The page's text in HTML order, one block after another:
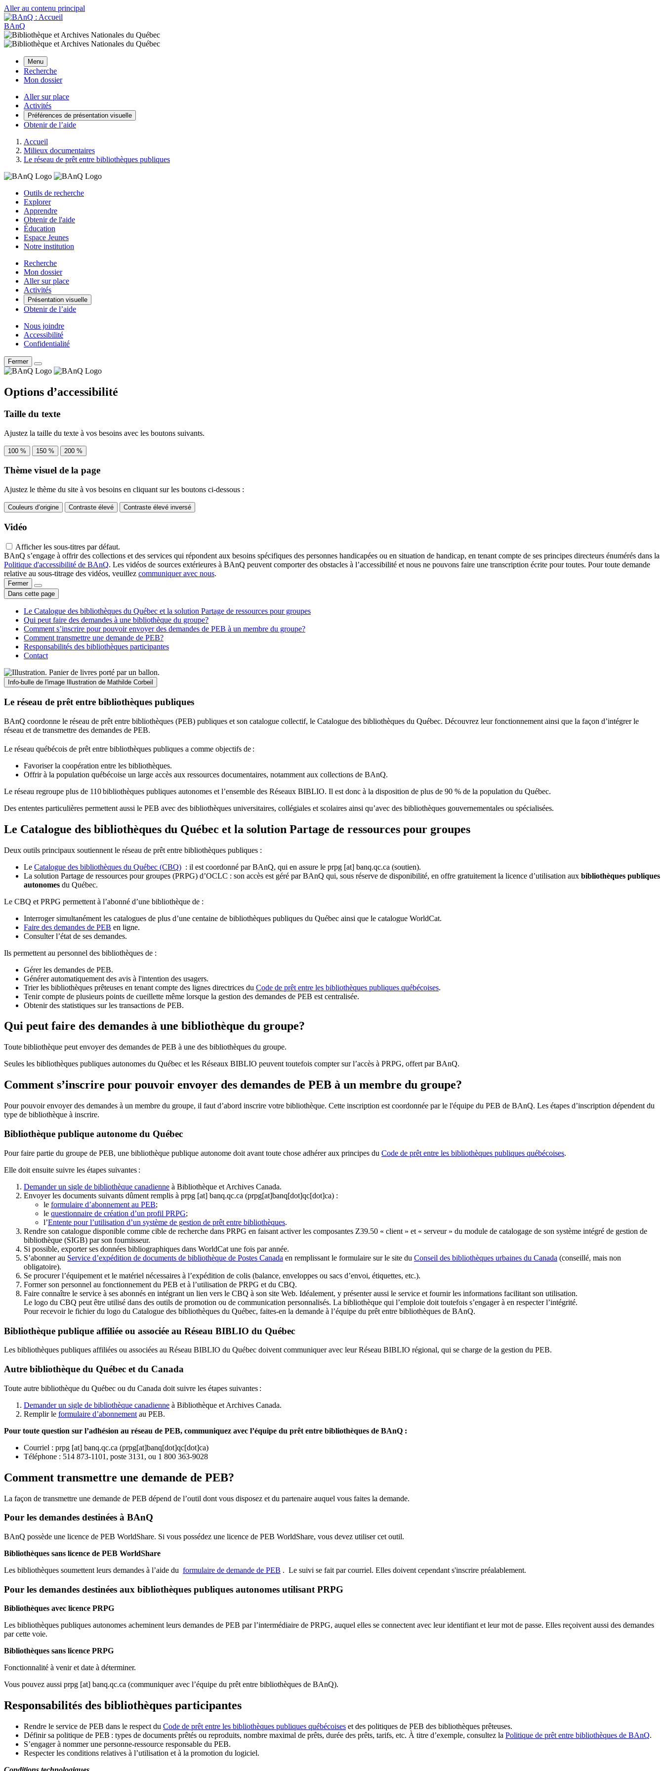
Aller au contenu principal
BAnQ
Menu
Recherche
Mon dossier
Aller sur place
Activités
Préférences de présentation visuelle
Obtenir de l’aide
Accueil
Milieux documentaires
Le réseau de prêt entre bibliothèques publiques
Outils de recherche
Explorer
Apprendre
Obtenir de l'aide
Éducation
Espace Jeunes
Notre institution
Recherche
Mon dossier
Aller sur place
Activités
Présentation visuelle
Obtenir de l’aide
Nous joindre
Accessibilité
Confidentialité
Fermer
Options d’accessibilité
Taille du texte
Ajustez la taille du texte à vos besoins avec les boutons suivants.
100 % 150 % 200 %
Thème visuel de la page
Ajustez le thème du site à vos besoins en cliquant sur les boutons ci-dessous :
Couleurs d’origine Contraste élevé Contraste élevé inversé
Vidéo
Afficher les sous-titres par défaut.
BAnQ s’engage à offrir des collections et des services qui répondent aux besoins spécifiques des personnes handicapées ou en situation de handicap, en tenant compte de ses principes directeurs énumérés dans la
Politique d'accessibilité de BAnQ. Les vidéos de sources extérieures à BAnQ peuvent comporter des obstacles à l’accessibilité et nous ne pouvons faire une transcription écrite pour toutes. Pour toute demande
relative au sous-titrage des vidéos, veuillez communiquer avec nous.
Fermer
Dans cette page
Le Catalogue des bibliothèques du Québec et la solution Partage de ressources pour groupes
Qui peut faire des demandes à une bibliothèque du groupe?
Comment s’inscrire pour pouvoir envoyer des demandes de PEB à un membre du groupe?
Comment transmettre une demande de PEB?
Responsabilités des bibliothèques participantes
Contact
Info-bulle de l'image Illustration de Mathilde Corbeil
Le réseau de prêt entre bibliothèques publiques
BAnQ coordonne le réseau de prêt entre bibliothèques (PEB) publiques et son catalogue collectif, le Catalogue des bibliothèques du Québec. Découvrez leur fonctionnement ainsi que la façon d’intégrer le
réseau et de transmettre des demandes de PEB.
Le réseau québécois de prêt entre bibliothèques publiques a comme objectifs de :
Favoriser la coopération entre les bibliothèques.
Offrir à la population québécoise un large accès aux ressources documentaires, notamment aux collections de BAnQ.
Le réseau regroupe plus de 110bibliothèques publiques autonomes et l’ensemble des Réseaux BIBLIO. Il est donc à la disposition de plus de 90 % de la population du Québec.
Des ententes particulières permettent aussi le PEB avec des bibliothèques universitaires, collégiales et scolaires ainsi qu’avec des bibliothèques gouvernementales ou spécialisées.
Le Catalogue des bibliothèques du Québec et la solution Partage de ressources pour groupes
Deux outils principaux soutiennent le réseau de prêt entre bibliothèques publiques :
Le Catalogue des bibliothèques du Québec (CBQ) : il est coordonné par BAnQ, qui en assure le prpg [at] banq.qc.ca (soutien).
La solution Partage de ressources pour groupes (PRPG) d’OCLC : son accès est géré par BAnQ qui, sous réserve de disponibilité, en offre gratuitement la licence d’utilisation aux bibliothèques publiques
autonomes du Québec.
Le CBQ et PRPG permettent à l’abonné d’une bibliothèque de :
Interroger simultanément les catalogues de plus d’une centaine de bibliothèques publiques du Québec ainsi que le catalogue WorldCat.
Faire des demandes de PEB en ligne.
Consulter l’état de ses demandes.
Ils permettent au personnel des bibliothèques de :
Gérer les demandes de PEB.
Générer automatiquement des avis à l'intention des usagers.
Trier les bibliothèques prêteuses en tenant compte des lignes directrices du Code de prêt entre les bibliothèques publiques québécoises.
Tenir compte de plusieurs points de cueillette même lorsque la gestion des demandes de PEB est centralisée.
Obtenir des statistiques sur les transactions de PEB.
Qui peut faire des demandes à une bibliothèque du groupe?
Toute bibliothèque peut envoyer des demandes de PEB à une des bibliothèques du groupe.
Seules les bibliothèques publiques autonomes du Québec et les Réseaux BIBLIO peuvent toutefois compter sur l’accès à PRPG, offert par BAnQ.
Comment s’inscrire pour pouvoir envoyer des demandes de PEB à un membre du groupe?
Pour pouvoir envoyer des demandes à un membre du groupe, il faut d’abord inscrire votre bibliothèque. Cette inscription est coordonnée par le l'équipe du PEB de BAnQ. Les étapes d’inscription dépendent du
type de bibliothèque à inscrire.
Bibliothèque publique autonome du Québec
Pour faire partie du groupe de PEB, une bibliothèque publique autonome doit avant toute chose adhérer aux principes du Code de prêt entre les bibliothèques publiques québécoises.
Elle doit ensuite suivre les étapes suivantes :
Demander un sigle de bibliothèque canadienne à Bibliothèque et Archives Canada.
Envoyer les documents suivants dûment remplis à prpg [at] banq.qc.ca (prpg[at]banq[dot]qc[dot]ca) :
le formulaire d’abonnement au PEB;
le questionnaire de création d’un profil PRPG;
l’Entente pour l’utilisation d’un système de gestion de prêt entre bibliothèques.
Rendre son catalogue disponible comme cible de recherche dans PRPG en faisant activer les composantes Z39.50 « client » et « serveur » du module de catalogage de son système intégré de gestion de
bibliothèque (SIGB) par son fournisseur.
Si possible, exporter ses données bibliographiques dans WorldCat une fois par année.
S’abonner au Service d’expédition de documents de bibliothèque de Postes Canada en remplissant le formulaire sur le site du Conseil des bibliothèques urbaines du Canada (conseillé, mais non
obligatoire).
Se procurer l’équipement et le matériel nécessaires à l’expédition de colis (balance, enveloppes ou sacs d’envoi, étiquettes, etc.).
Former son personnel au fonctionnement du PEB et à l’utilisation de PRPG et du CBQ.
Faire connaître le service à ses abonnés en intégrant un lien vers le CBQ à son site Web. Idéalement, y présenter aussi le service et fournir les informations facilitant son utilisation.
Le logo du CBQ peut être utilisé dans des outils de promotion ou de communication personnalisés. La bibliothèque qui l’emploie doit toutefois s’engager à en respecter l’intégrité.
Pour recevoir le fichier du logo du Catalogue des bibliothèques du Québec, faites-en la demande à l’équipe du prêt entre bibliothèques de BAnQ.
Bibliothèque publique affiliée ou associée au Réseau BIBLIO du Québec
Les bibliothèques publiques affiliées ou associées au Réseau BIBLIO du Québec doivent communiquer avec leur Réseau BIBLIO régional, qui se charge de la gestion du PEB.
Autre bibliothèque du Québec et du Canada
Toute autre bibliothèque du Québec ou du Canada doit suivre les étapes suivantes :
Demander un sigle de bibliothèque canadienne à Bibliothèque et Archives Canada.
Remplir le formulaire d’abonnement au PEB.
Pour toute question sur l’adhésion au réseau de PEB, communiquez avec l’équipe du prêt entre bibliothèques de BAnQ :
Courriel : prpg [at] banq.qc.ca (prpg[at]banq[dot]qc[dot]ca)
Téléphone : 514 873-1101, poste 3131, ou 1 800 363-9028
Comment transmettre une demande de PEB?
La façon de transmettre une demande de PEB dépend de l’outil dont vous disposez et du partenaire auquel vous faites la demande.
Pour les demandes destinées à BAnQ
BAnQ possède une licence de PEB WorldShare. Si vous possédez une licence de PEB WorldShare, vous devez utiliser cet outil.
Bibliothèques sans licence de PEB WorldShare
Les bibliothèques soumettent leurs demandes à l’aide du formulaire de demande de PEB . Le suivi se fait par courriel. Elles doivent cependant s'inscrire préalablement.
Pour les demandes destinées aux bibliothèques publiques autonomes utilisant PRPG
Bibliothèques avec licence PRPG
Les bibliothèques publiques autonomes acheminent leurs demandes de PEB par l’intermédiaire de PRPG, auquel elles se connectent avec leur identifiant et leur mot de passe. Elles reçoivent aussi des demandes
par cette voie.
Bibliothèques sans licence PRPG
Fonctionnalité à venir et date à déterminer.
Vous pouvez aussi prpg [at] banq.qc.ca (communiquer avec l’équipe du prêt entre bibliothèques de BAnQ).
Responsabilités des bibliothèques participantes
Rendre le service de PEB dans le respect du Code de prêt entre les bibliothèques publiques québécoises et des politiques de PEB des bibliothèques prêteuses.
Définir sa politique de PEB : types de documents prêtés ou reproduits, nombre maximal de prêts, durée des prêts, tarifs, etc. À titre d’exemple, consultez la Politique de prêt entre bibliothèques de BAnQ.
S’engager à nommer une personne-ressource responsable du PEB.
Respecter les conditions relatives à l’utilisation et à la promotion du logiciel.